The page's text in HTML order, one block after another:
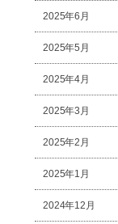
2025年6月
2025年5月
2025年4月
2025年3月
2025年2月
2025年1月
2024年12月